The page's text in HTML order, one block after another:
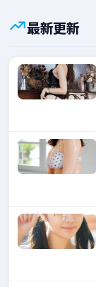
最新更新